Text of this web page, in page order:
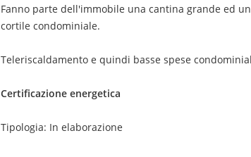
Fanno parte dell'immobile una cantina grande ed
cortile condominiale.
Teleriscaldamento e quindi basse spese
Certificazione energetica
Tipologia: In elaborazione